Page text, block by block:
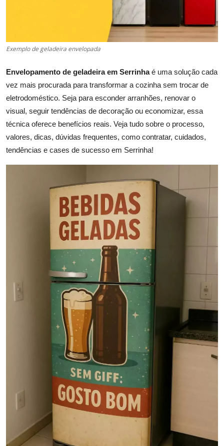
Exemplo de geladeira envelopada
Envelopamento de geladeira em Serrinhaé uma solução cada
vez mais procurada para transformar a cozinha sem trocar de
eletrodoméstico. Seja para esconder arranhões, renovar o
visual, seguir tendências de decoração ou economizar, essa
técnica oferece benefícios reais. Veja tudo sobre o processo,
valores, dicas, dúvidas frequentes, como contratar, cuidados,
tendências e cases de sucesso em Serrinha!